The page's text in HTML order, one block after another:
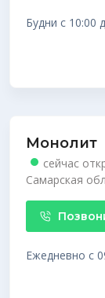
Будни с 10:00
Монолит
сейчас
Самарская
Ежедневно с